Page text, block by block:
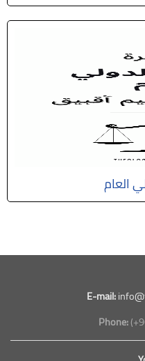
العام
E-mail:
Phone: